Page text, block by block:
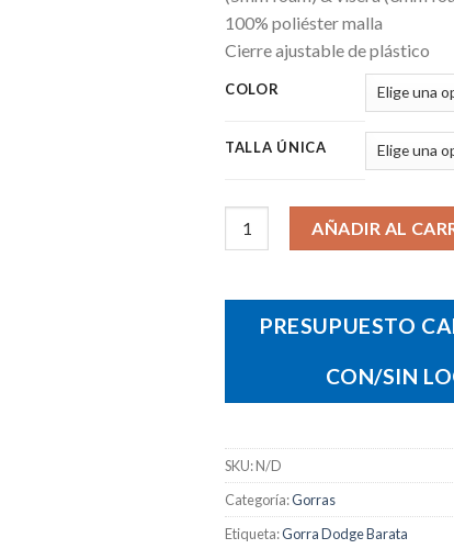
100% poliéster malla
Cierre ajustable de plástico
COLOR
TALLA ÚNICA
Gorra Dodge cantidad
AÑADIR AL
PRESUPUESTO
CON/SIN
SKU:N/D
Categoría:Gorras
Etiqueta:Gorra Dodge Barata